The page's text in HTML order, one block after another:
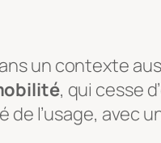
un contexte
, qui cesse
l’usage, avec